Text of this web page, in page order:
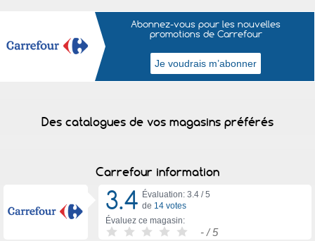
Abonnez-vous pour les nouvelles
promotions de Carrefour
Des catalogues de vos magasins préférés
Carrefour information
3.4 Évaluation: 3.4 /5
de 14 votes
Évaluez ce magasin:
- / 5